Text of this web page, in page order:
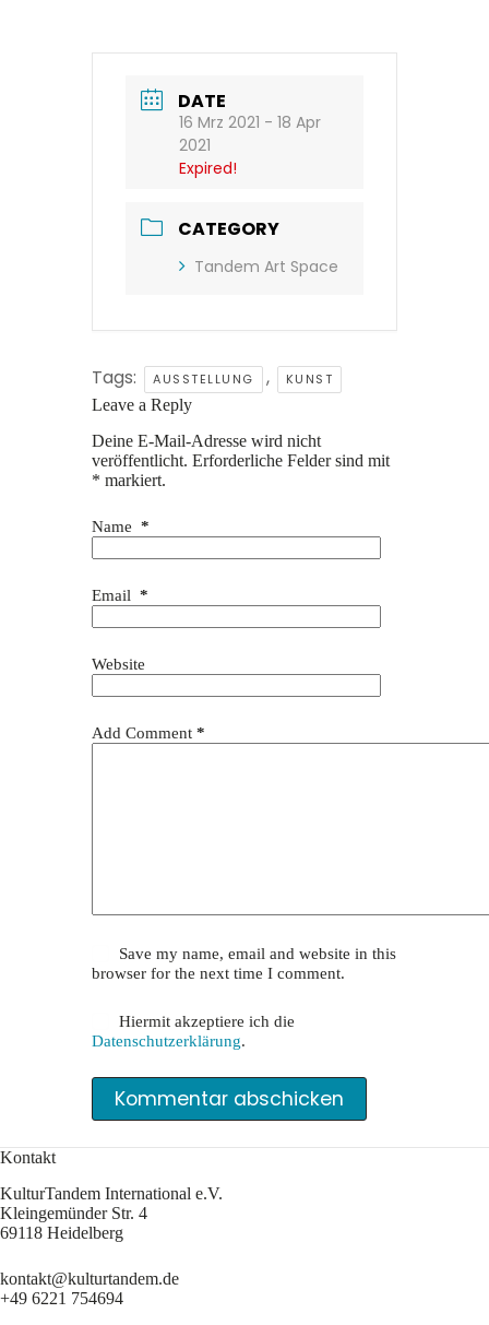
DATE
16 Mrz 2021 - 18 Apr
2021
Expired!
CATEGORY
Tandem Art Space
Tags: AUSSTELLUNG , KUNST
Leave a Reply
Deine E-Mail-Adresse wird nicht
veröffentlicht. Erforderliche Felder sind mit
* markiert.
Name *
Email *
Website
Add Comment *
Save my name, email and website in this
browser for the next time I comment.
Hiermit akzeptiere ich die
Datenschutzerklärung.
Kommentar abschicken
Kontakt
KulturTandem International e.V.
Kleingemünder Str. 4
69118 Heidelberg
kontakt@kulturtandem.de
+49 6221 754694